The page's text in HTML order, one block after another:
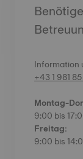
Information
+43 1 981
Montag-
9:00 bis
Freitag:
9:00 bis